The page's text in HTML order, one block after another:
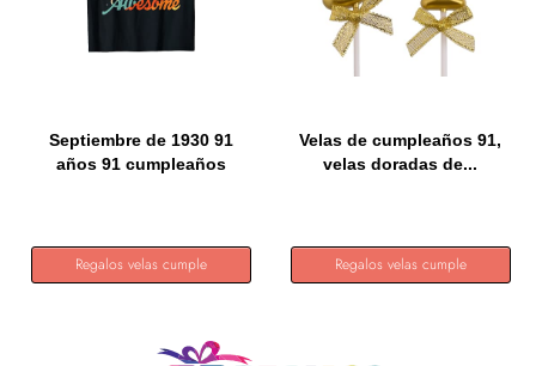
Septiembre de 1930 91
años 91 cumpleaños
Regalos velas cumple
Velas de cumpleaños 91,
velas doradas de...
Regalos velas cumple